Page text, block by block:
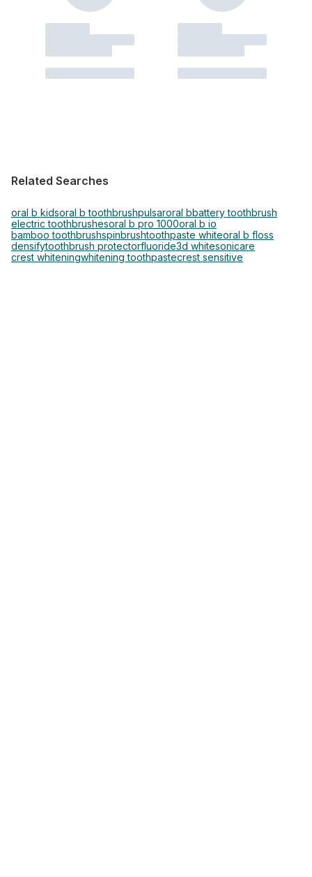
Related Searches
oral b kidsoral b toothbrushpulsaroral bbattery toothbrush
electric toothbrushesoral b pro 1000oral b io
bamboo toothbrushspinbrushtoothpaste whiteoral b floss
densifytoothbrush protectorfluoride3d whitesonicare
crest whiteningwhitening toothpastecrest sensitive